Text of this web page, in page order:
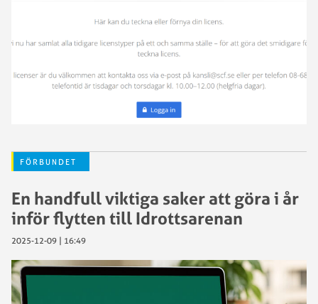
FÖRBUNDET
En handfull viktiga saker att göra i år
inför flytten till Idrottsarenan
2025-12-09 | 16:49